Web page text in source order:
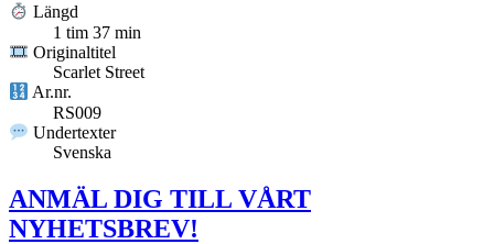
Längd
1 tim 37 min
Originaltitel
Scarlet Street
Ar.nr.
RS009
Undertexter
Svenska
ANMÄL DIG TILL VÅRT
NYHETSBREV!